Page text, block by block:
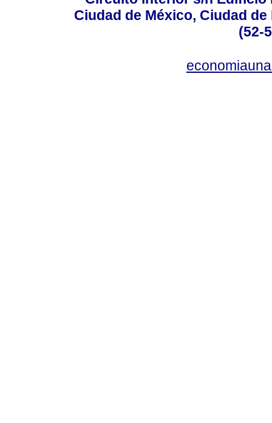
Ciudad de México, Ciudad de
(52-